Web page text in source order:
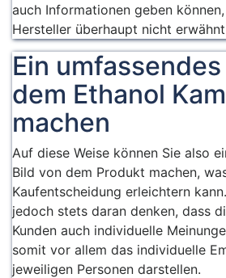
auch Informationen geben
Hersteller überhaupt nicht
Ein
dem Ethanol
machen
Auf diese Weise können Sie also
Bild von dem Produkt machen,
Kaufentscheidung erleichtern
jedoch stets daran denken, dass
Kunden auch individuelle
somit vor allem das individuelle
jeweiligen Personen darstellen.